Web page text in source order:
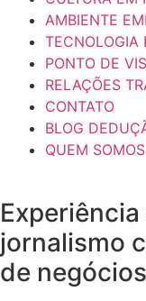
AMBIENTE
TECNOLOGIA
PONTO DE
RELAÇÕES
CONTATO
BLOG
QUEM SOMOS
Experiência
jornalismo
de negócios